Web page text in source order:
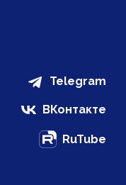
Telegram
ВКонтакте
RuTube